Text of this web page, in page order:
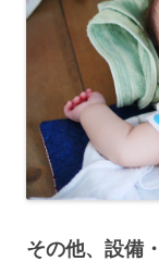
その他、設備